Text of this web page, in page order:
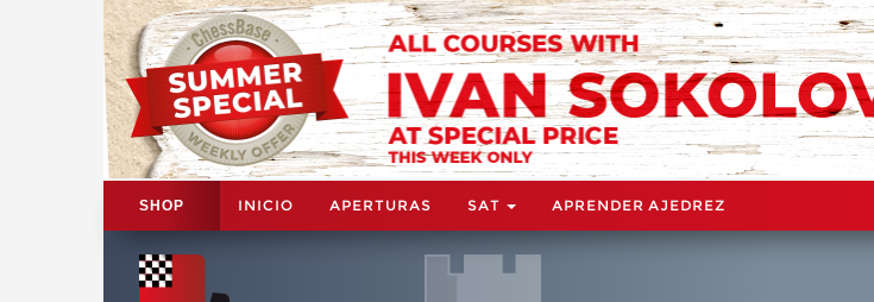
SHOP INICIO APERTURAS SAT APRENDER AJEDREZ